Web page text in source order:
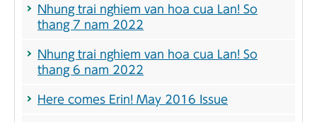
Nhung trai nghiem van hoa cua Lan! So
thang 7 nam 2022
Nhung trai nghiem van hoa cua Lan! So
thang 6 nam 2022
Here comes Erin! May 2016 Issue